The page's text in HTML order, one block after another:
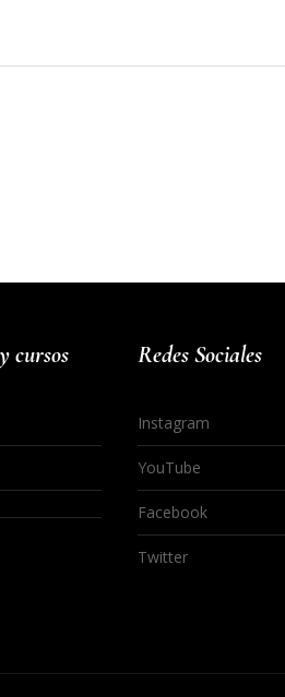
cursos Redes Sociales
Instagram
YouTube
Facebook
Twitter